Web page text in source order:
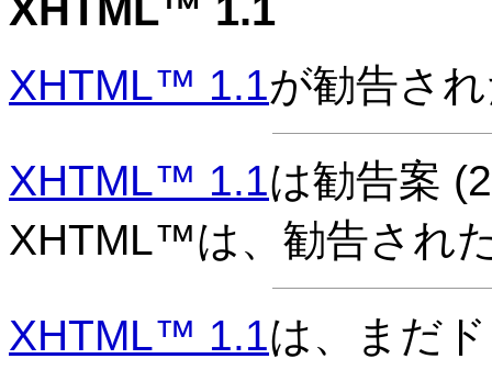
XHTML™ 1.1が勧告さ
XHTML™ 1.1は勧告案 (
XHTML™は、勧告され
XHTML™ 1.1は、まだ